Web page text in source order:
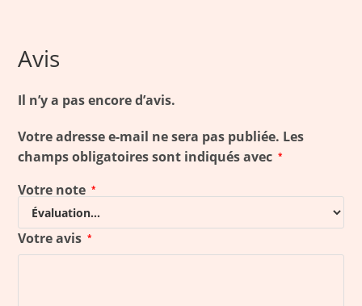
Avis
Il n’y a pas encore d’avis.
Votre adresse e-mail ne sera pas publiée. Les
champs obligatoires sont indiqués avec *
Votre note *
Votre avis *